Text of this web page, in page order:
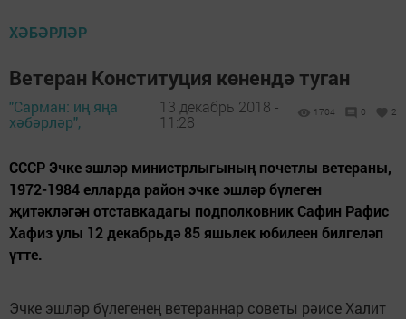
ХӘБӘРЛӘР
Ветеран Конституция көнендә туган
"Сарман: иң яңа
хәбәрләр",
13 декабрь 2018 -
11:28
1704 0 2
СССР Эчке эшләр министрлыгының почетлы ветераны,
1972-1984 елларда район эчке эшләр бүлеген
җитәкләгән отставкадагы подполковник Сафин Рафис
Хафиз улы 12 декабрьдә 85 яшьлек юбилеен билгеләп
үтте.
Эчке эшләр бүлегенең ветераннар советы рәисе Халит